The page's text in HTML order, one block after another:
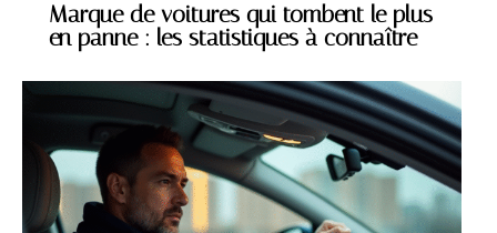
Marque de voitures qui tombent le plus
en panne : les statistiques à connaître